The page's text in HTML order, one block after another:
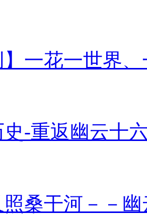
】一花一世界
史-重返幽云十
照桑干河－－